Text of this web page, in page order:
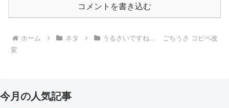
コメントを書き込む
ホーム ネタ
うるさいですね… ごちうさ コピペ改
変
今月の人気記事